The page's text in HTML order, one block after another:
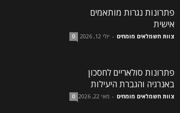
פתרונות נגרות מותאמים
אישית
צוות חשמלאים מומחים - יולי 12, 2026 0
פתרונות סולאריים לחסכון
באנרגיה והגברת היעילות
צוות חשמלאים מומחים - מאי 22, 2026 0